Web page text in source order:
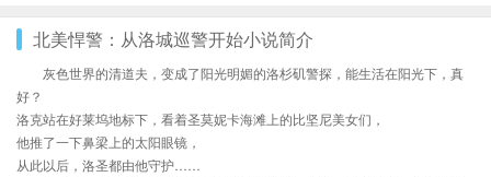
北美悍警：从洛城巡警开始小说简介
灰色世界的清道夫，变成了阳光明媚的洛杉矶警探，能生活在阳光下，真
好？
洛克站在好莱坞地标下，看着圣莫妮卡海滩上的比坚尼美女们，
他推了一下鼻梁上的太阳眼镜，
从此以后，洛圣都由他守护……